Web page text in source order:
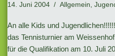
14. Juni 2004 Allgemein,
An alle Kids und
das Tennisturnier am
für die Qualifikation am 10. Juli